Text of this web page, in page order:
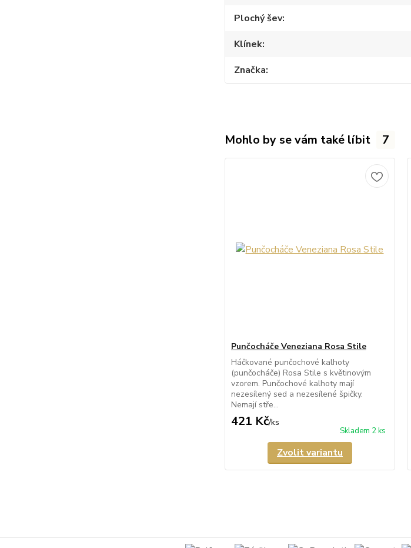
Plochý šev
Klínek
Značka
Mohlo by se vám také líbit 7
Punčocháče Veneziana Rosa Stile
Háčkované punčochové kalhoty
(punčocháče) Rosa Stile s květinovým
vzorem. Punčochové kalhoty mají
nezesílený sed a nezesílené špičky.
Nemají stře...
421 Kč/ks
Skladem 2 ks
Zvolit variantu